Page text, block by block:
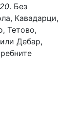
. Без
Кавадарци,
Тетово,
Дебар,